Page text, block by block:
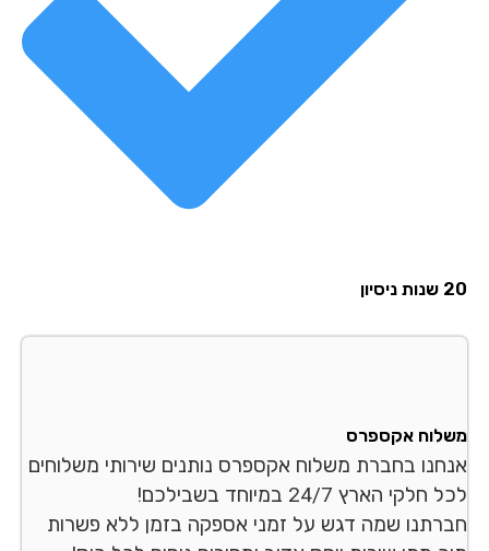
אקספרס
בחברת משלוח אקספרס נותנים שירותי משלוחים
הארץ 24/7 במיוחד בשבילכם!
שמה דגש על זמני אספקה בזמן ללא פשרות